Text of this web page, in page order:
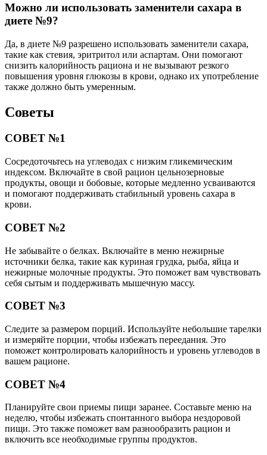
Можно ли использовать заменители сахара в
диете №9?
Да, в диете №9 разрешено использовать заменители сахара,
такие как стевия, эритритол или аспартам. Они помогают
снизить калорийность рациона и не вызывают резкого
повышения уровня глюкозы в крови, однако их употребление
также должно быть умеренным.
Советы
СОВЕТ №1
Сосредоточьтесь на углеводах с низким гликемическим
индексом. Включайте в свой рацион цельнозерновые
продукты, овощи и бобовые, которые медленно усваиваются
и помогают поддерживать стабильный уровень сахара в
крови.
СОВЕТ №2
Не забывайте о белках. Включайте в меню нежирные
источники белка, такие как куриная грудка, рыба, яйца и
нежирные молочные продукты. Это поможет вам чувствовать
себя сытым и поддерживать мышечную массу.
СОВЕТ №3
Следите за размером порций. Используйте небольшие тарелки
и измеряйте порции, чтобы избежать переедания. Это
поможет контролировать калорийность и уровень углеводов в
вашем рационе.
СОВЕТ №4
Планируйте свои приемы пищи заранее. Составьте меню на
неделю, чтобы избежать спонтанного выбора нездоровой
пищи. Это также поможет вам разнообразить рацион и
включить все необходимые группы продуктов.